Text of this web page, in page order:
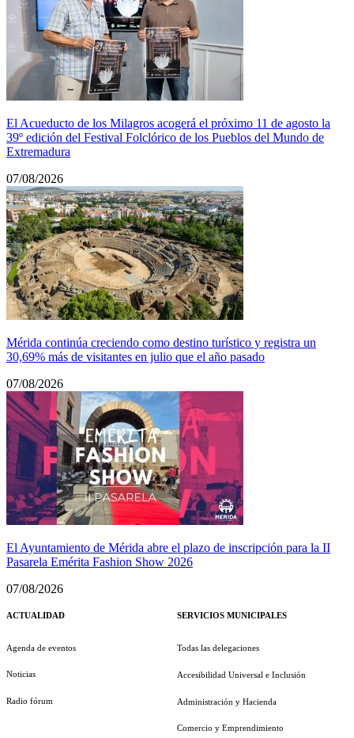
El Acueducto de los Milagros acogerá el próximo 11 de agosto la
39º edición del Festival Folclórico de los Pueblos del Mundo de
Extremadura
07/08/2026
Mérida continúa creciendo como destino turístico y registra un
30,69% más de visitantes en julio que el año pasado
07/08/2026
El Ayuntamiento de Mérida abre el plazo de inscripción para la II
Pasarela Emérita Fashion Show 2026
07/08/2026
ACTUALIDAD
Agenda de eventos
Noticias
Radio fórum
SERVICIOS MUNICIPALES
Todas las delegaciones
Accesibilidad Universal e Inclusión
Administración y Hacienda
Comercio y Emprendimiento